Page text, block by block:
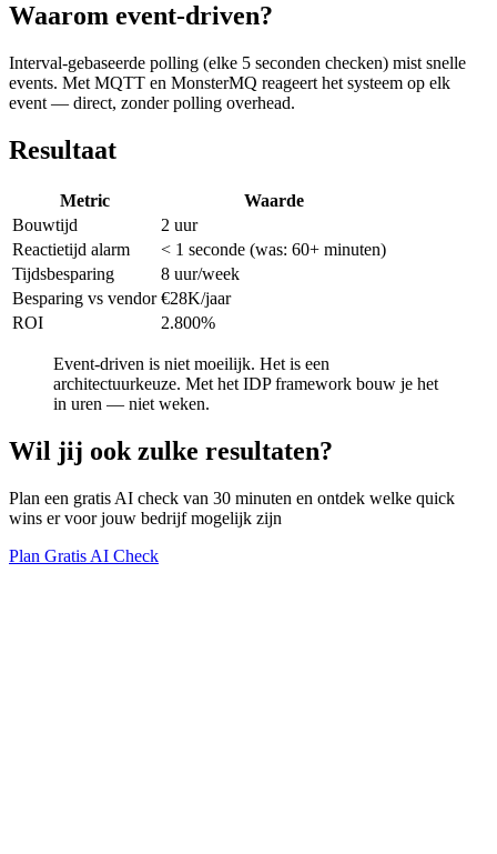
Waarom event-driven?
Interval-gebaseerde polling (elke 5 seconden checken) mist snelle
events. Met MQTT en MonsterMQ reageert het systeem op elk
event — direct, zonder polling overhead.
Resultaat
Metric
Waarde
Bouwtijd
2 uur
Reactietijd alarm
< 1 seconde (was: 60+ minuten)
Tijdsbesparing
8 uur/week
Besparing vs vendor €28K/jaar
ROI
2.800%
Event-driven is niet moeilijk. Het is een
architectuurkeuze. Met het IDP framework bouw je het
in uren — niet weken.
Wil jij ook zulke resultaten?
Plan een gratis AI check van 30 minuten en ontdek welke quick
wins er voor jouw bedrijf mogelijk zijn
Plan Gratis AI Check